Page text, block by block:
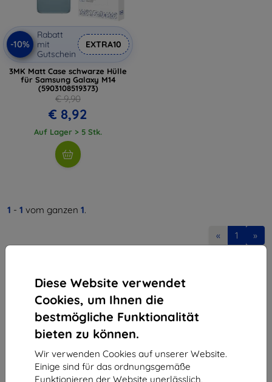
Diese Website verwendet
Cookies, um Ihnen die
bestmögliche Funktionalität
bieten zu können.
Wir verwenden Cookies auf unserer Website.
Einige sind für das ordnungsgemäße
Funktionieren der Website unerlässlich,
-10%
Rabatt
mit
Gutschein
EXTRA10
3MK Matt Case schwarze Hülle
für Samsung Galaxy M14
(5903108519373)
€ 9,90
€ 8,92
Auf Lager > 5 Stk.
1 - 1 vom ganzen 1.
« 1 »
Shield-Sk s.r.o.
Ulica Rudolfa Mocka 3750/2A
841 04 Bratislava